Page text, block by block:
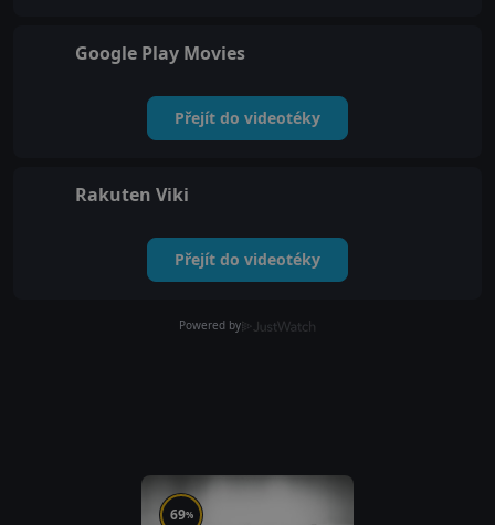
Google Play Movies
Přejít do videotéky
Rakuten Viki
Přejít do videotéky
Powered by
69%